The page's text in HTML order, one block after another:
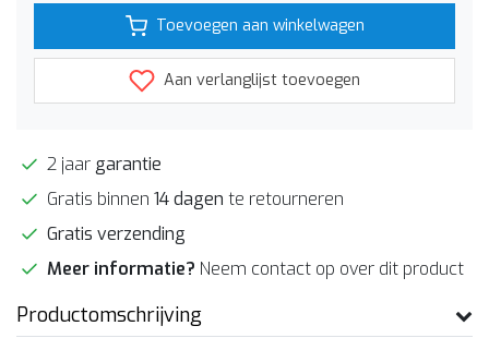
Toevoegen aan winkelwagen
Aan verlanglijst toevoegen
2 jaar garantie
Gratis binnen 14 dagen te retourneren
Gratis verzending
Meer informatie? Neem contact op over dit product
Productomschrijving